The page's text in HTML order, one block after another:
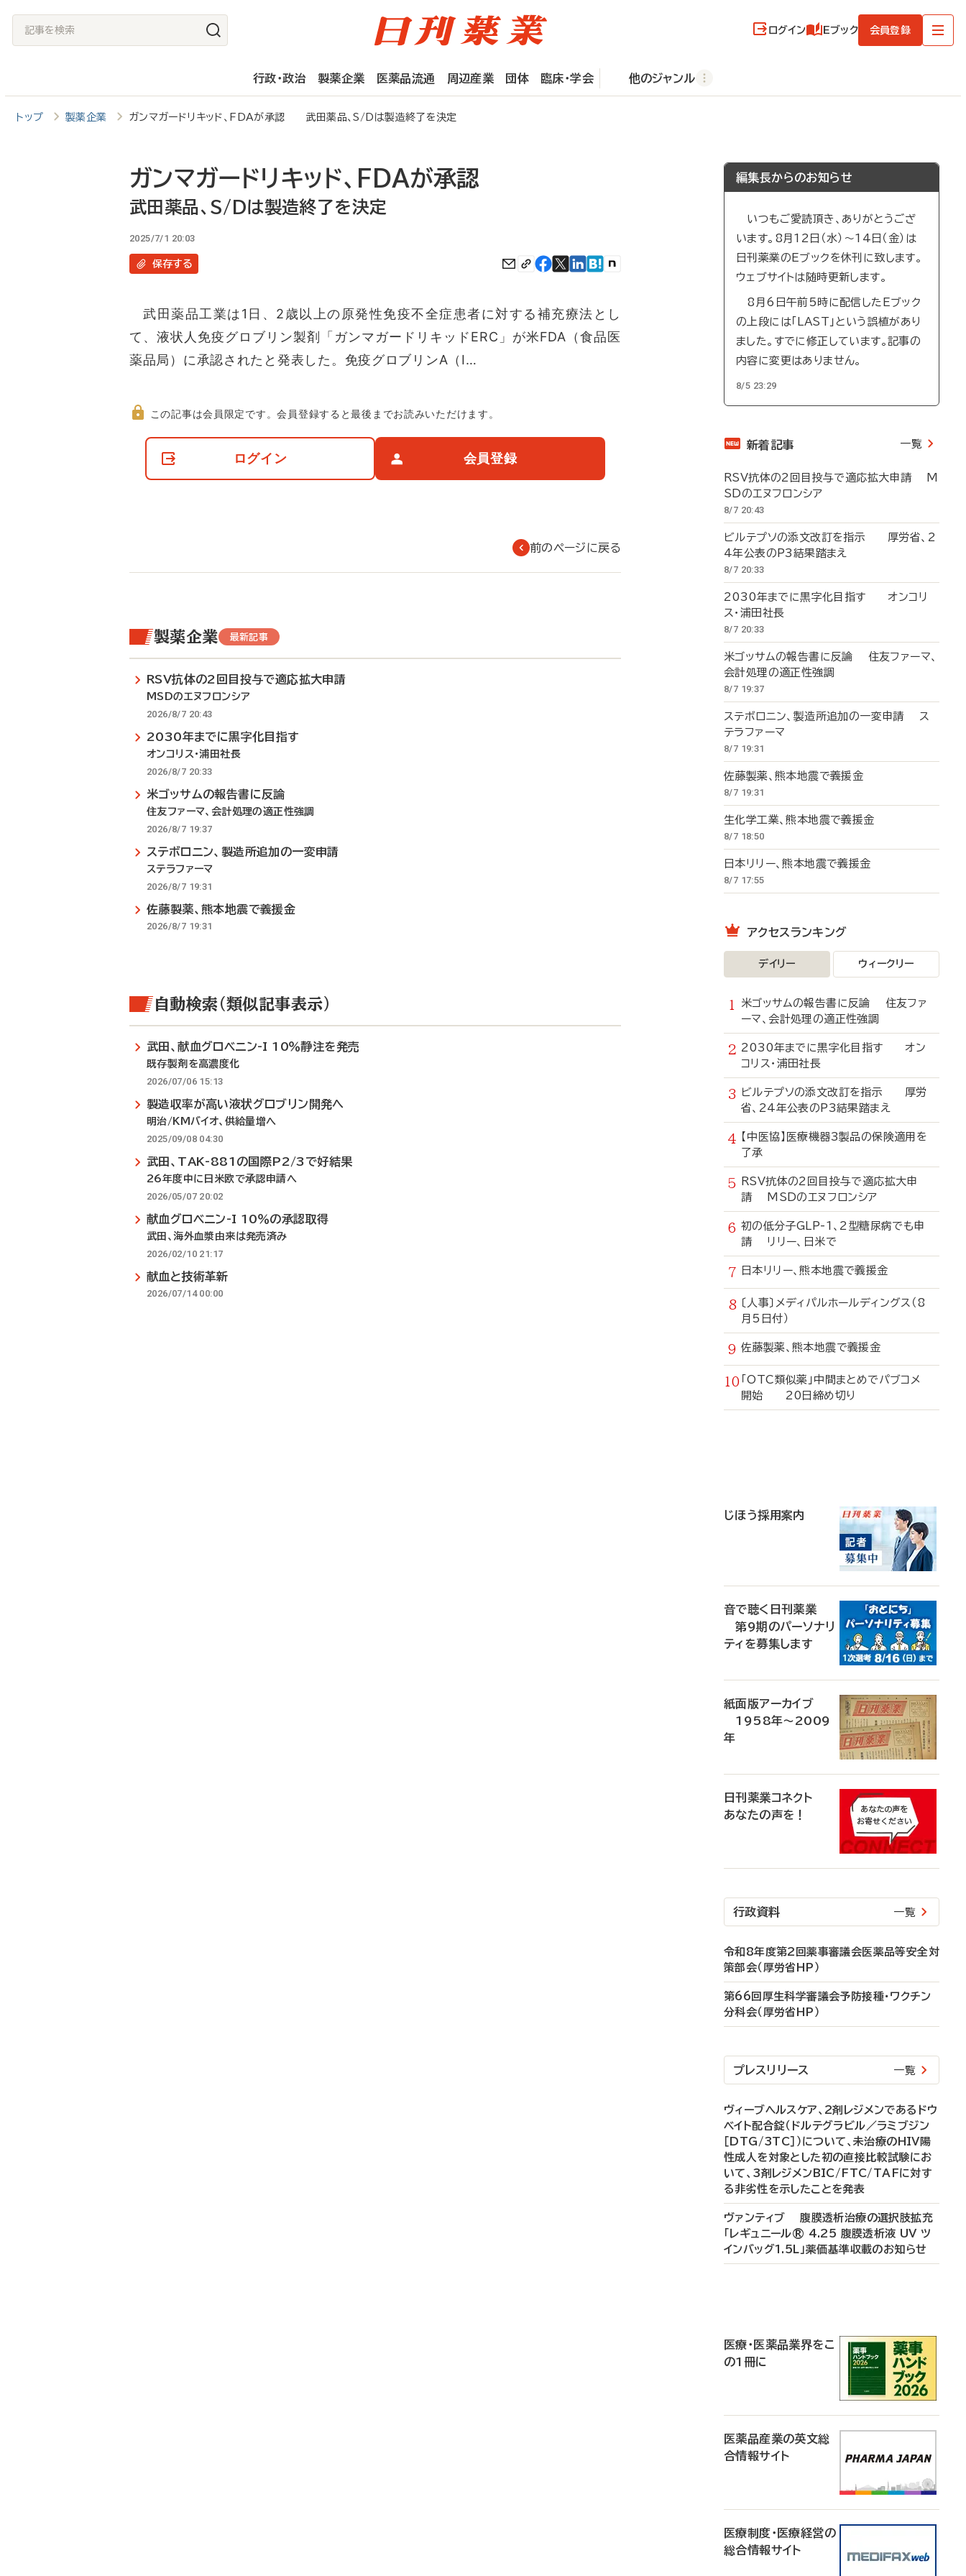
記
事
検
索
ログイン Eブック 会員登録
行政・政治 製薬企業 医薬品流通 周辺産業 団体 臨床・学会 他のジャンル
トップ 製薬企業 ガンマガードリキッド、FDAが承認 武田薬品、S/Dは製造終了を決定
ガンマガードリキッド、FDAが承認
武田薬品、S/Dは製造終了を決定
2025/7/1 20:03
保存する
武田薬品工業は1日、2歳以上の原発性免疫不全症患者に対する補充療法とし
て、液状人免疫グロブリン製剤「ガンマガードリキッドERC」が米FDA（食品医
薬品局）に承認されたと発表した。免疫グロブリンA（I…
て
この記事は会員限定です。会員登録すると最後までお読みいただけます。
ログイン 会員登録
前のページに戻る
製薬企業 最新記事
RSV抗体の2回目投与で適応拡大申請
MSDのエヌフロンシア
2026/8/7 20:43
2030年までに黒字化目指す
オンコリス・浦田社長
2026/8/7 20:33
米ゴッサムの報告書に反論
住友ファーマ、会計処理の適正性強調
2026/8/7 19:37
ステボロニン、製造所追加の一変申請
ステラファーマ
2026/8/7 19:31
佐藤製薬、熊本地震で義援金
2026/8/7 19:31
自動検索（類似記事表示）
武田、献血グロベニン-I 10％静注を発売
既存製剤を高濃度化
2026/07/06 15:13
製造収率が高い液状グロブリン開発へ
明治/KMバイオ、供給量増へ
2025/09/08 04:30
武田、TAK-881の国際P2/3で好結果
26年度中に日米欧で承認申請へ
2026/05/07 20:02
献血グロベニン-I 10％の承認取得
武田、海外血漿由来は発売済み
2026/02/10 21:17
献血と技術革新
2026/07/14 00:00
編集長からのお知らせ
いつもご愛読頂き、ありがとうござ
います。8月12日（水）～14日（金）は
日刊薬業のEブックを休刊に致します。
ウェブサイトは随時更新します。
8月6日午前5時に配信したEブック
の上段には「LAST」という誤植があり
ました。すでに修正しています。記事の
内容に変更はありません。
8/5 23:29
新着記事 一覧
RSV抗体の2回目投与で適応拡大申請 M
SDのエヌフロンシア
8/7 20:43
ビルテプソの添文改訂を指示 厚労省、2
4年公表のP3結果踏まえ
8/7 20:33
2030年までに黒字化目指す オンコリ
ス・浦田社長
8/7 20:33
米ゴッサムの報告書に反論 住友ファーマ、
会計処理の適正性強調
8/7 19:37
ステボロニン、製造所追加の一変申請 ス
テラファーマ
8/7 19:31
佐藤製薬、熊本地震で義援金
8/7 19:31
生化学工業、熊本地震で義援金
8/7 18:50
日本リリー、熊本地震で義援金
8/7 17:55
アクセスランキング
デイリー ウィークリー
米ゴッサムの報告書に反論 住友ファ
ーマ、会計処理の適正性強調
2030年までに黒字化目指す オン
コリス・浦田社長
ビルテプソの添文改訂を指示 厚労
省、24年公表のP3結果踏まえ
【中医協】医療機器3製品の保険適用を
了承
RSV抗体の2回目投与で適応拡大申
請 MSDのエヌフロンシア
初の低分子GLP-1、2型糖尿病でも申
請 リリー、日米で
日本リリー、熊本地震で義援金
〔人事〕メディパルホールディングス（8
月5日付）
佐藤製薬、熊本地震で義援金
「OTC類似薬」中間まとめでパブコメ
開始 20日締め切り
じほう採用案内
音で聴く日刊薬業
第9期のパーソナリ
ティを募集します
紙面版アーカイブ
1958年～2009
年
日刊薬業コネクト
あなたの声を！
行政資料 一覧
令和8年度第2回薬事審議会医薬品等安全対
策部会（厚労省HP）
第66回厚生科学審議会予防接種・ワクチン
分科会（厚労省HP）
プレスリリース 一覧
ヴィーブヘルスケア、2剤レジメンであるドウ
ベイト配合錠（ドルテグラビル／ラミブジン
［DTG/3TC］）について、未治療のHIV陽
性成人を対象とした初の直接比較試験にお
いて、3剤レジメンBIC/FTC/TAFに対す
る非劣性を示したことを発表
ヴァンティブ 腹膜透析治療の選択肢拡充
「レギュニール® 4.25 腹膜透析液 UV ツ
インバッグ1.5L」薬価基準収載のお知らせ
医療・医薬品業界をこ
の1冊に
医薬品産業の英文総
合情報サイト
医療制度・医療経営の
総合情報サイト